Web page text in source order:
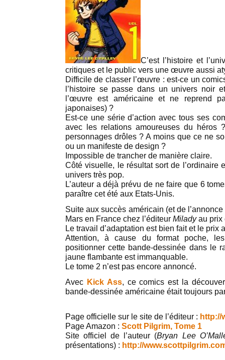
C’est l’histoire et
critiques et le public vers une œuvre aussi
Difficile de classer l’œuvre : est-ce un
l’histoire se passe dans un univers noir
l’œuvre est américaine et ne reprend
japonaises) ?
Est-ce une série d’action avec tous ses
avec les relations amoureuses du héros
personnages drôles ? A moins que ce ne
ou un manifeste de design ?
Impossible de trancher de manière claire.
Côté visuelle, le résultat sort de l’ordinaire
univers très pop.
L’auteur a déjà prévu de ne faire que 6
paraître cet été aux Etats-Unis.
Suite aux succès américain (et de
Mars en France chez l’éditeur Miladyau prix
Le travail d’adaptation est bien fait et le prix
Attention, à cause du format poche,
positionner cette bande-dessinée dans le
jaune flambante est immanquable.
Le tome 2 n’est pas encore annoncé.
Avec Kick Ass, ce comics est la
bande-dessinée américaine était toujours
Page officielle sur le site de l’éditeur : http://
Page Amazon : Scott Pilgrim, Tome 1
Site officiel de l’auteur (Bryan Lee
présentations) : http://